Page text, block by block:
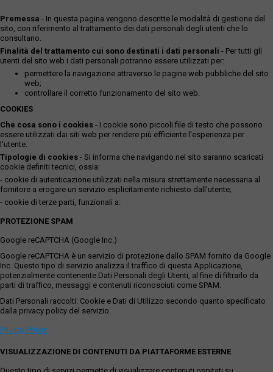
Premessa - In questa pagina vengono descritte le modalità di gestione del
sito, con riferimento al trattamento dei dati personali degli utenti che lo
consultano.
Finalità del trattamento cui sono destinati i dati personali - Per tutti gli
utenti del sito web i dati personali potranno essere utilizzati per:
permettere la navigazione attraverso le pagine web pubbliche del sito
web;
controllare il corretto funzionamento del sito web.
COOKIES
Che cosa sono i cookies - I cookie sono piccoli file di testo che possono
essere utilizzati dai siti web per rendere più efficiente l'esperienza per
l'utente.
Tipologie di cookies - Si informa che navigando nel sito saranno scaricati
cookie definiti tecnici, ossia:
- cookie di autenticazione utilizzati nella misura strettamente necessaria al
fornitore a erogare un servizio esplicitamente richiesto dall'utente;
- cookie di terze parti, funzionali a:
PROTEZIONE SPAM
Google reCAPTCHA (Google Inc.)
Google reCAPTCHA è un servizio di protezione dallo SPAM fornito da Google
Inc. Questo tipo di servizio analizza il traffico di questa Applicazione,
potenzialmente contenente Dati Personali degli Utenti, al fine di filtrarlo da
parti di traffico, messaggi e contenuti riconosciuti come SPAM.
Dati Personali raccolti: Cookie e Dati di Utilizzo secondo quanto specificato
dalla privacy policy del servizio.
Privacy Policy
VISUALIZZAZIONE DI CONTENUTI DA PIATTAFORME ESTERNE